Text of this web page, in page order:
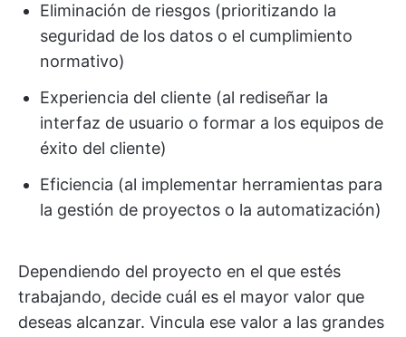
Eliminación de riesgos (prioritizando la
seguridad de los datos o el cumplimiento
normativo)
Experiencia del cliente (al rediseñar la
interfaz de usuario o formar a los equipos de
éxito del cliente)
Eficiencia (al implementar herramientas para
la gestión de proyectos o la automatización)
Dependiendo del proyecto en el que estés
trabajando, decide cuál es el mayor valor que
deseas alcanzar. Vincula ese valor a las grandes